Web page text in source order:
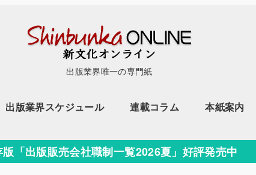
出版業界唯一の専門紙
出版業界スケジュール 連載コラム 本紙案内
版「出版販売会社職制一覧2026夏」好評発売中